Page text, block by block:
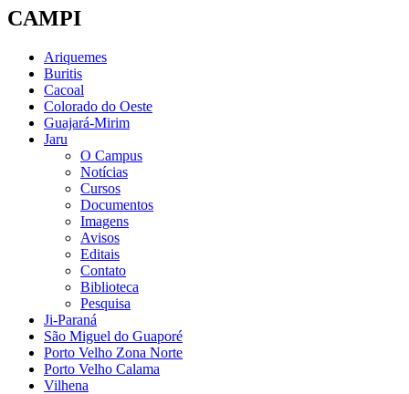
CAMPI
Ariquemes
Buritis
Cacoal
Colorado do Oeste
Guajará-Mirim
Jaru
O Campus
Notícias
Cursos
Documentos
Imagens
Avisos
Editais
Contato
Biblioteca
Pesquisa
Ji-Paraná
São Miguel do Guaporé
Porto Velho Zona Norte
Porto Velho Calama
Vilhena